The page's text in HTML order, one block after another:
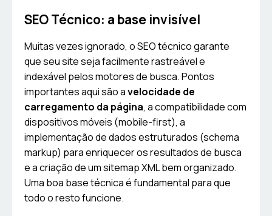
SEO Técnico: a base invisível
Muitas vezes ignorado, o SEO técnico garante
que seu site seja facilmente rastreável e
indexável pelos motores de busca. Pontos
importantes aqui são avelocidade de
carregamento da página, a compatibilidade com
dispositivos móveis (mobile-first), a
implementação de dados estruturados (schema
markup) para enriquecer os resultados de busca
e a criação de um sitemap XML bem organizado.
Uma boa base técnica é fundamental para que
todo o resto funcione.